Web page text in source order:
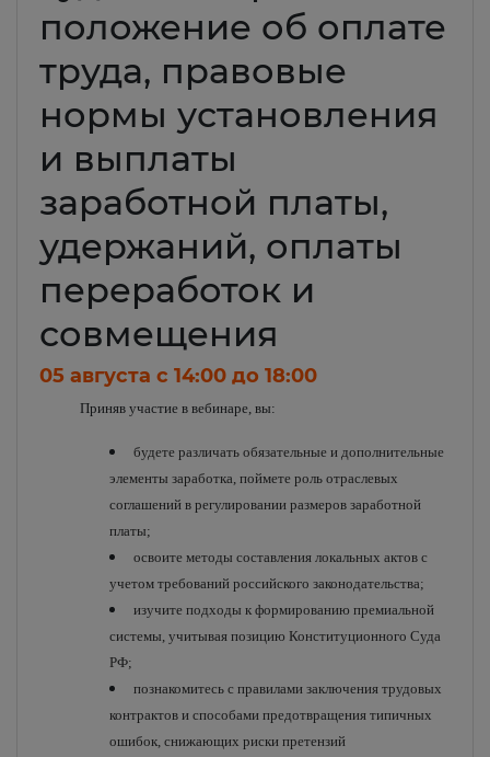
положение об оплате
труда, правовые
нормы установления
и выплаты
заработной платы,
удержаний, оплаты
переработок и
совмещения
05 августа c 14:00 до 18:00
Приняв участие в вебинаре, вы:
будете различать обязательные и дополнительные
элементы заработка, поймете роль отраслевых
соглашений в регулировании размеров заработной
платы;
освоите методы составления локальных актов с
учетом требований российского законодательства;
изучите подходы к формированию премиальной
системы, учитывая позицию Конституционного Суда
РФ;
познакомитесь с правилами заключения трудовых
контрактов и способами предотвращения типичных
ошибок, снижающих риски претензий